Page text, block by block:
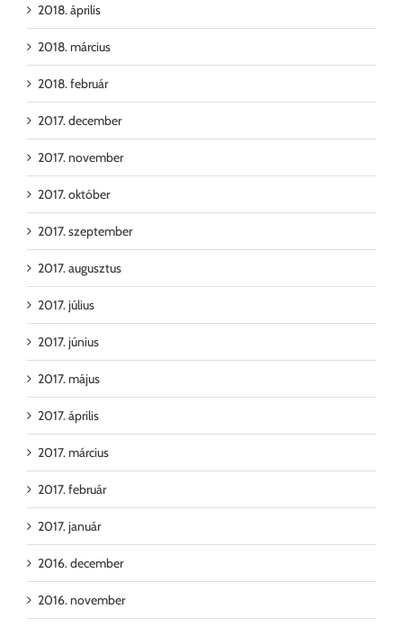
2018. április
2018. március
2018. február
2017. december
2017. november
2017. október
2017. szeptember
2017. augusztus
2017. július
2017. június
2017. május
2017. április
2017. március
2017. február
2017. január
2016. december
2016. november